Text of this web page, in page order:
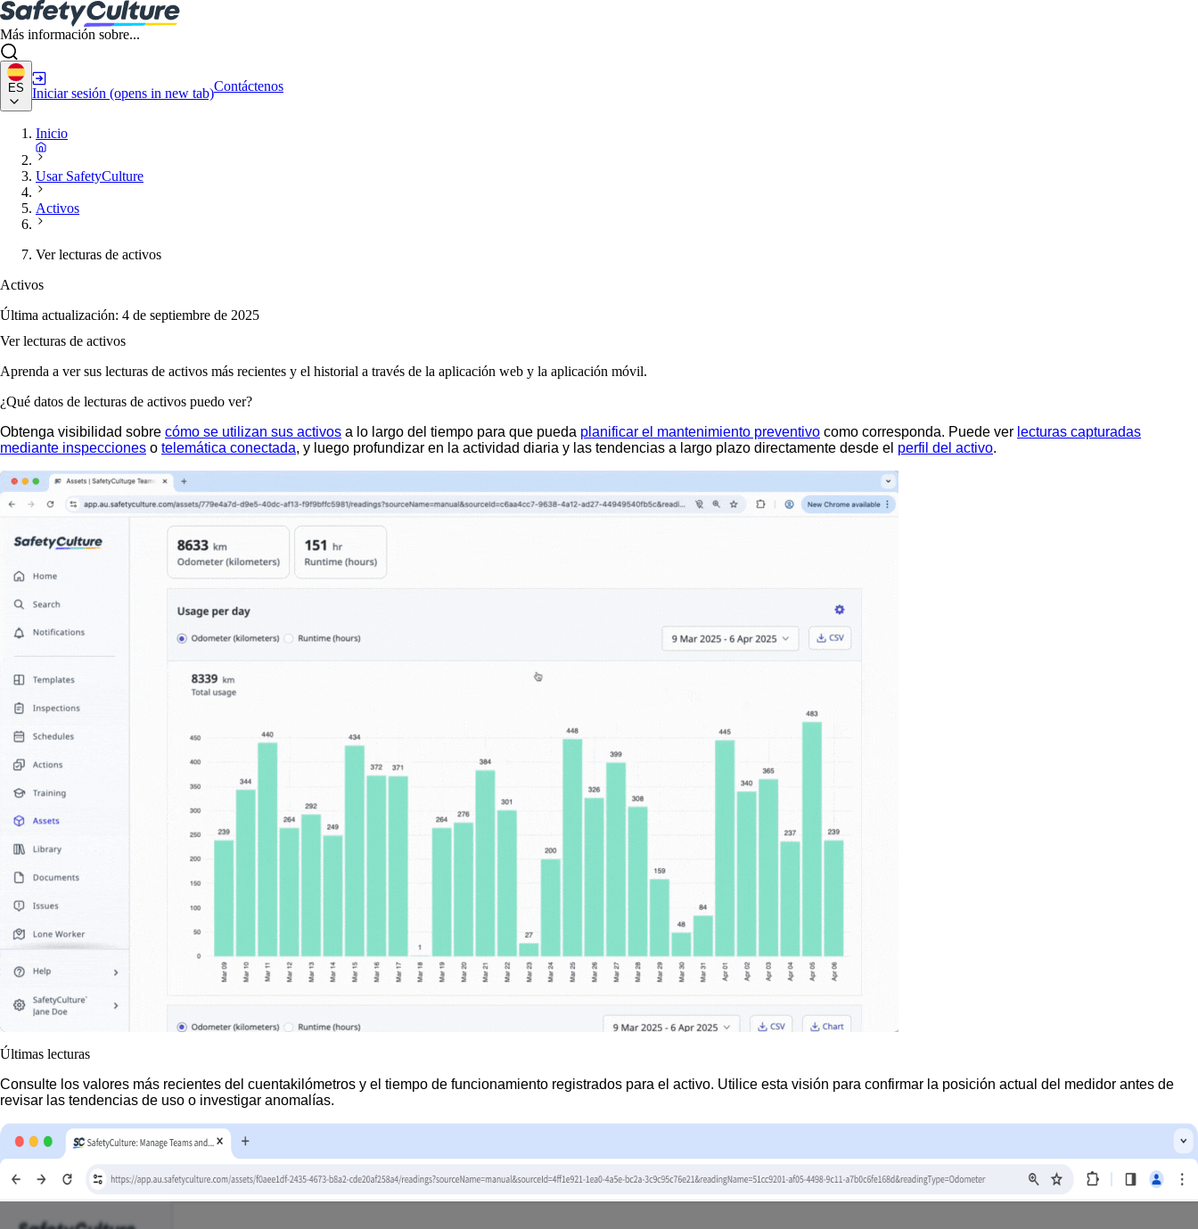
Más información sobre...
ES Iniciar sesión (opens in new tab)Contáctenos
Inicio
Usar SafetyCulture
Activos
Ver lecturas de activos
Activos
Última actualización: 4 de septiembre de 2025
Ver lecturas de activos
Aprenda a ver sus lecturas de activos más recientes y el historial a través de la aplicación web y la aplicación móvil.
¿Qué datos de lecturas de activos puedo ver?
Obtenga visibilidad sobre cómo se utilizan sus activos a lo largo del tiempo para que pueda planificar el mantenimiento preventivo como corresponda. Puede ver lecturas capturadas
mediante inspecciones o telemática conectada, y luego profundizar en la actividad diaria y las tendencias a largo plazo directamente desde el perfil del activo.
Últimas lecturas
Consulte los valores más recientes del cuentakilómetros y el tiempo de funcionamiento registrados para el activo. Utilice esta visión para confirmar la posición actual del medidor antes de
revisar las tendencias de uso o investigar anomalías.